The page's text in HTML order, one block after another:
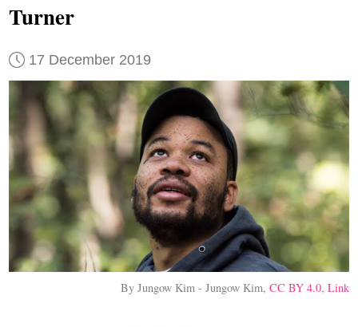
Turner
17 December 2019
By Jungow Kim - Jungow Kim,CC BY 4.0,Link